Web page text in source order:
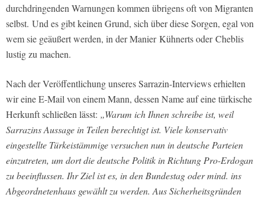
durchdringenden Warnungen kommen übrigens oft von Migranten
selbst. Und es gibt keinen Grund, sich über diese Sorgen, egal von
wem sie geäußert werden, in der Manier Kühnerts oder Cheblis
lustig zu machen.
Nach der Veröffentlichung unseres Sarrazin-Interviews erhielten
wir eine E-Mail von einem Mann, dessen Name auf eine türkische
Herkunft schließen lässt: „Warum ich Ihnen schreibe ist, weil
Sarrazins Aussage in Teilen berechtigt ist. Viele konservativ
eingestellte Türkeistämmige versuchen nun in deutsche Parteien
einzutreten, um dort die deutsche Politik in Richtung Pro-Erdogan
zu beeinflussen. Ihr Ziel ist es, in den Bundestag oder mind. ins
Abgeordnetenhaus gewählt zu werden. Aus Sicherheitsgründen